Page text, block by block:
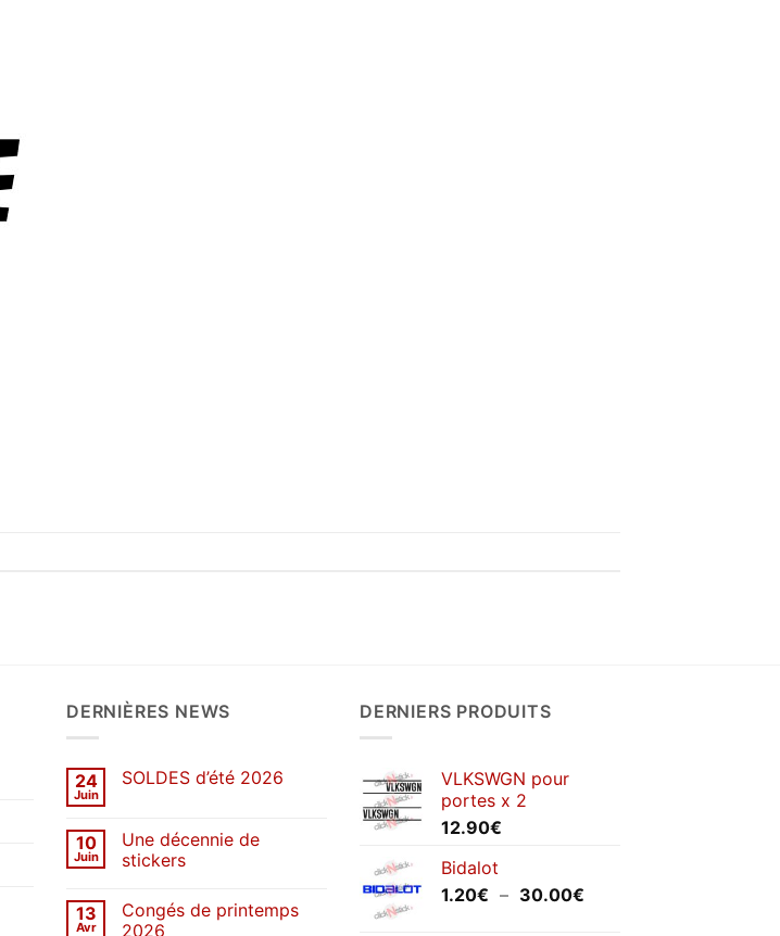
DERNIÈRES NEWS
24
Juin
SOLDES d’été 2026
SOLDES
d’été
2026
10
Juin
Une décennie de
stickers
sur
Une
13
Avr
Congés de printemps
2026
DERNIERS PRODUITS
VLKSWGN pour
portes x 2
12.90€
Bidalot
1.20€ – 30.00€